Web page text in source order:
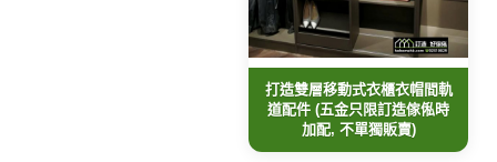
打造雙層移動式衣櫃衣帽間軌
道配件 (五金只限訂造傢俬時
加配, 不單獨販賣)